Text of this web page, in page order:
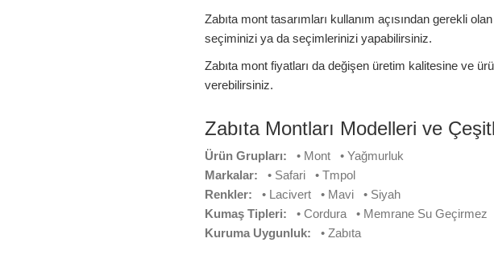
Zabıta mont tasarımları kullanım açısından gerekli
seçiminizi ya da seçimlerinizi yapabilirsiniz.
Zabıta mont fiyatları da değişen üretim kalitesine ve
verebilirsiniz.
Zabıta Montları Modelleri ve
Ürün Grupları: • Mont • Yağmurluk
Markalar: • Safari • Tmpol
Renkler: • Lacivert • Mavi • Siyah
Kumaş Tipleri: • Cordura • Memrane Su
Kuruma Uygunluk: • Zabıta